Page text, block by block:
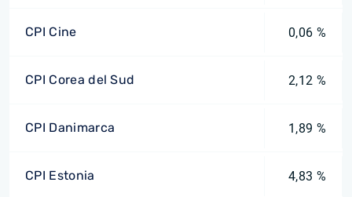
CPI Cine 0,06 %
CPI Corea del Sud 2,12 %
CPI Danimarca 1,89 %
CPI Estonia 4,83 %